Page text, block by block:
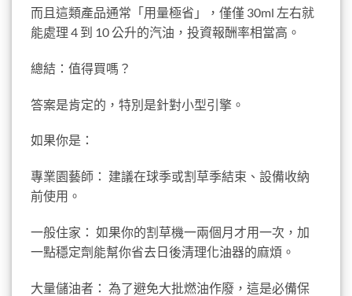
而且這類產品通常「用量極省」，僅僅 30ml 左右就
能處理 4 到 10 公升的汽油，投資報酬率相當高。
總結：值得買嗎？
答案是肯定的，特別是針對小型引擎。
如果你是：
專業園藝師： 建議在球季或割草季結束、設備收納
前使用。
一般住家： 如果你的割草機一兩個月才用一次，加
一點穩定劑能幫你省去日後清理化油器的麻煩。
大量儲油者： 為了避免大批燃油作廢，這是必備保